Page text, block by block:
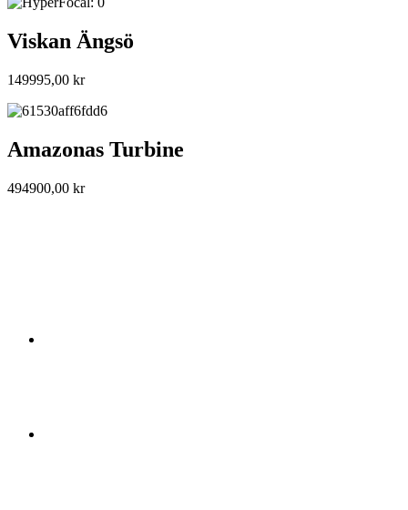
Viskan Ängsö
149995,00 kr
Amazonas Turbine
494900,00 kr